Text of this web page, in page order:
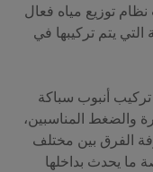
توزيع مياه فعال
يتم تركيبها في
تركيب أنبوب سباكة
والضغط المناسبين،
الفرق بين مختلف
ما يحدث بداخلها